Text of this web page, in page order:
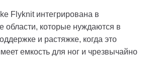
Flyknit интегрирована в
области, которые нуждаются в
и растяжке, когда это
емкость для ног и чрезвычайно